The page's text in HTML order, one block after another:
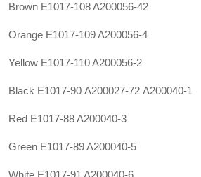
Brown E1017-108 A200056-42
Orange E1017-109 A200056-4
Yellow E1017-110 A200056-2
Black E1017-90 A200027-72 A200040-1
Red E1017-88 A200040-3
Green E1017-89 A200040-5
White E1017-91 A200040-6